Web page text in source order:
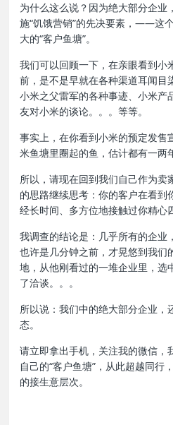
为什么这么说？因为绝大部分企业
施“饥饿营销”的先决要素，——这
大的“客户鱼塘”。
我们可以回顾一下，在亲眼看到小
前，是不是早就在各种渠道耳闻目
小米之父雷军的各种事迹、小米产
友对小米的谈论。。。等等。
事实上，在你看到小米的预定发售
米鱼塘里圈起的鱼，估计都有一两
所以，请现在回到我们自己作为卖
的思路继续思考：你的客户在看到
经长时间、多方位地接触过你精心
我调查的结论是：几乎所有的企业
也许是几分钟之前，才晃悠到我们
地，从他刚看过的一堆企业里，选
了洽谈。。。
所以说：我们中的绝大部分企业，
态。
请立即拿出手机，关注我的微信，
自己的“客户鱼塘”，从此超越同行
的接生意层次。